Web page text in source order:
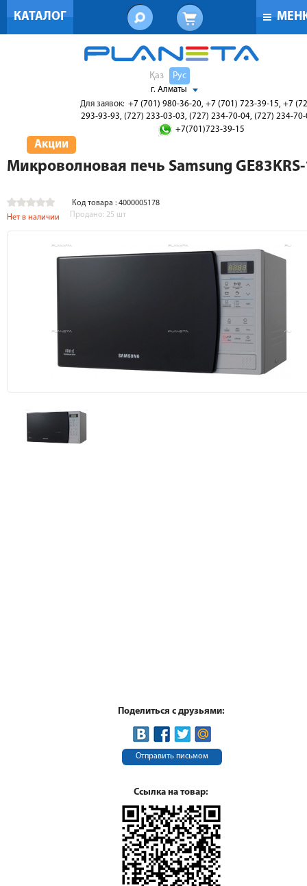
КАТАЛОГ
Қаз Рус
г. Алматы
Для заявок: +7 (701) 980-36-20, +7 (701) 723-39-15, +7
293-93-93, (727) 233-03-03, (727) 234-70-04, (727) 234-
+7(701)723-39-15
Акции
Микроволновая печь Samsung
Код товара : 4000005178
Нет в наличии
Продано: 25 шт
Поделиться с друзьями:
Отправить письмом
Ссылка на товар: